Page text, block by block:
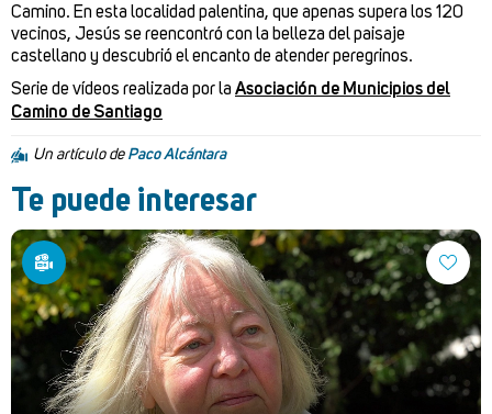
Camino. En esta localidad palentina, que apenas supera los 120
vecinos, Jesús se reencontró con la belleza del paisaje
castellano y descubrió el encanto de atender peregrinos.
Serie de vídeos realizada por la Asociación de Municipios del
Camino de Santiago
Un artículo de Paco Alcántara
Te puede interesar